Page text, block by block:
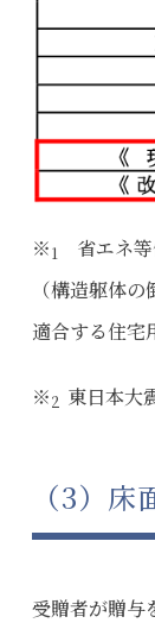
※1
省エネ
（構造躯体
適合する住宅
※2 東日本大
（3）床
受贈者が贈与